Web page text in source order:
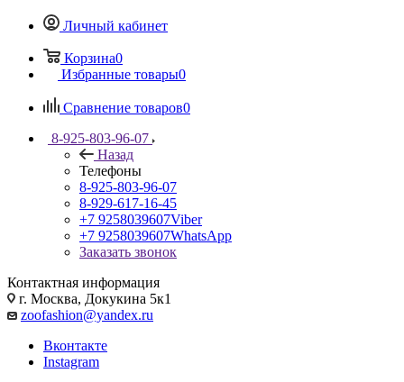
Личный кабинет
Корзина0
Избранные товары0
Сравнение товаров0
8-925-803-96-07
Назад
Телефоны
8-925-803-96-07
8-929-617-16-45
+7 9258039607Viber
+7 9258039607WhatsApp
Заказать звонок
Контактная информация
г. Москва, Докукина 5к1
zoofashion@yandex.ru
Вконтакте
Instagram